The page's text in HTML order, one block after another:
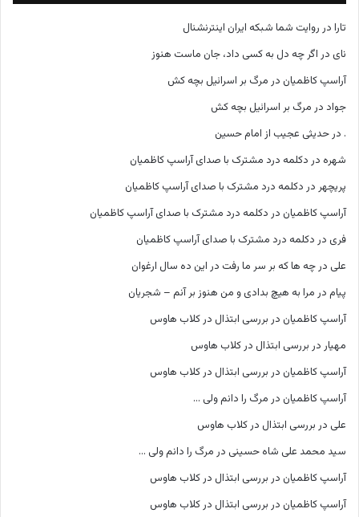
تارا در روایت شما شبکه ایران اینترنشنال
نای در اگر چه دل به کسی داد، جان ماست هنوز
آراسپ کاظمیان در مرگ بر اسرائیل بچه کش
جواد در مرگ بر اسرائیل بچه کش
. در حدیثی عجیب از امام حسین
شهره در دکلمه درد مشترک با صدای آراسپ کاظمیان
پریچهر در دکلمه درد مشترک با صدای آراسپ کاظمیان
آراسپ کاظمیان در دکلمه درد مشترک با صدای آراسپ کاظمیان
فری در دکلمه درد مشترک با صدای آراسپ کاظمیان
علی در چه ها که بر سر ما رفت در این ده سال ارغوان
پیام در مرا به هیچ بدادی و من هنوز بر آنم – شجریان
آراسپ کاظمیان در بررسی ابتذال در کلاب هاوس
مهیار در بررسی ابتذال در کلاب هاوس
آراسپ کاظمیان در بررسی ابتذال در کلاب هاوس
آراسپ کاظمیان در مرگ را دانم ولی …
علی در بررسی ابتذال در کلاب هاوس
سید محمد علی شاه حسینی در مرگ را دانم ولی …
آراسپ کاظمیان در بررسی ابتذال در کلاب هاوس
آراسپ کاظمیان در بررسی ابتذال در کلاب هاوس